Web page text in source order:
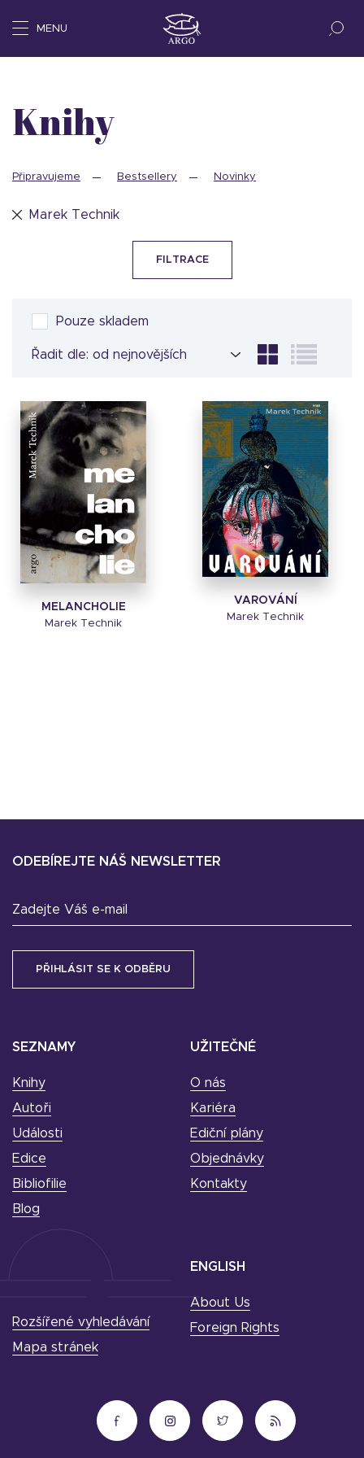
MENU
Knihy
Připravujeme Bestsellery Novinky
Marek Technik
FILTRACE
Pouze skladem
Řadit dle:
MELANCHOLIE
Marek Technik
VAROVÁNÍ
Marek Technik
SEZNAMY
Knihy
Autoři
Události
Edice
Bibliofilie
Blog
UŽITEČNÉ
O nás
Kariéra
Ediční plány
Objednávky
Kontakty
ODEBÍREJTE NÁŠ NEWSLETTER
Zadejte Váš e-mail
ENGLISH
About Us
Foreign Rights
Rozšířené vyhledávání
Mapa stránek